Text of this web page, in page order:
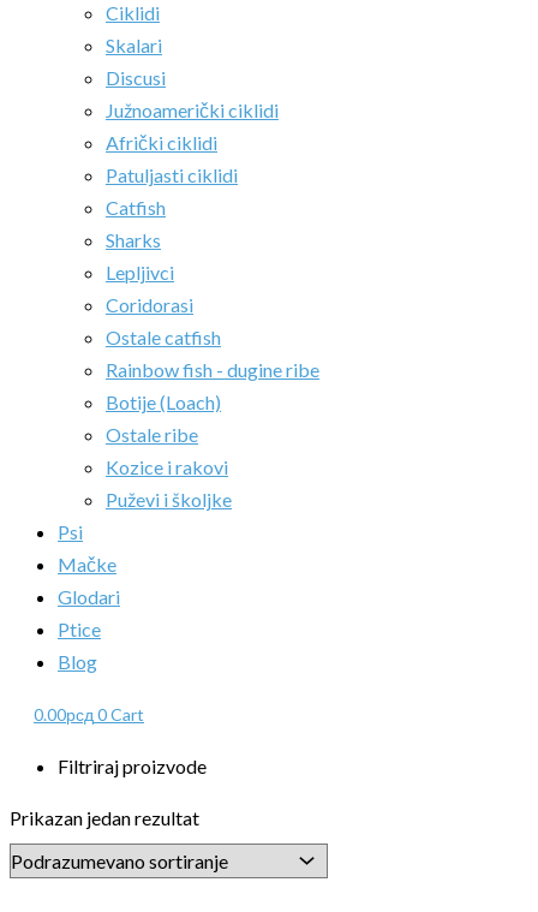
Ciklidi
Skalari
Discusi
Južnoamerički ciklidi
Afrički ciklidi
Patuljasti ciklidi
Catfish
Sharks
Lepljivci
Coridorasi
Ostale catfish
Rainbow fish - dugine ribe
Botije (Loach)
Ostale ribe
Kozice i rakovi
Puževi i školjke
Psi
Mačke
Glodari
Ptice
Blog
0.00рсд 0Cart
Filtriraj proizvode
Prikazan jedan rezultat